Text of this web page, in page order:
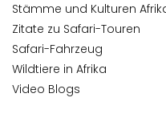
Stämme und Kulturen
Zitate zu Safari-Touren
Safari-Fahrzeug
Wildtiere in Afrika
Video Blogs